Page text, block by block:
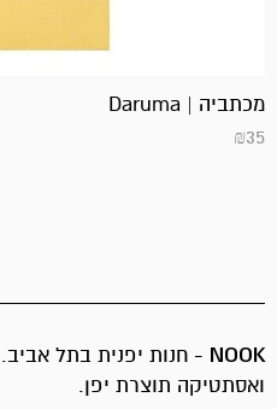
מכתביה | Daruma
₪35
NOOK - חנות יפנית בתל
ואסתטיקה תוצרת יפן.